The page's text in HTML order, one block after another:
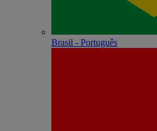
Brasil - Português